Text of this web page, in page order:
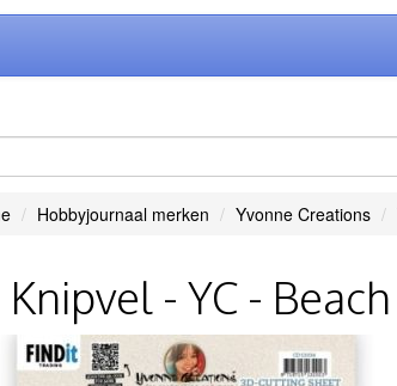
Hobbyjournaal merken Yvonne Creations
Knipvel - YC -